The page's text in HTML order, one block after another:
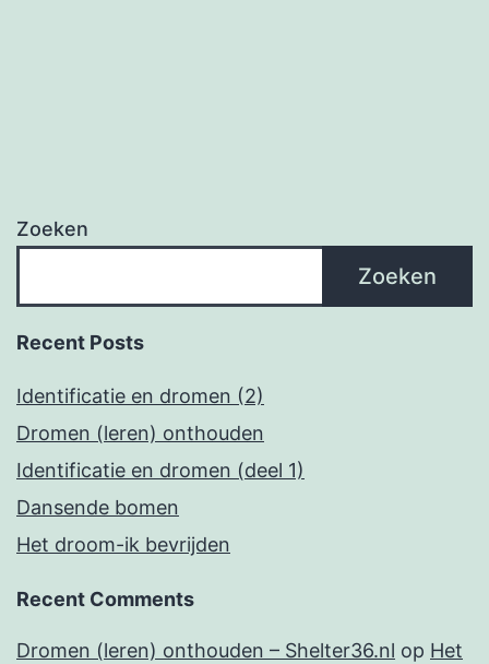
Zoeken
Zoeken
Recent Posts
Identificatie en dromen (2)
Dromen (leren) onthouden
Identificatie en dromen (deel 1)
Dansende bomen
Het droom-ik bevrijden
Recent Comments
Dromen (leren) onthouden – Shelter36.nl op Het